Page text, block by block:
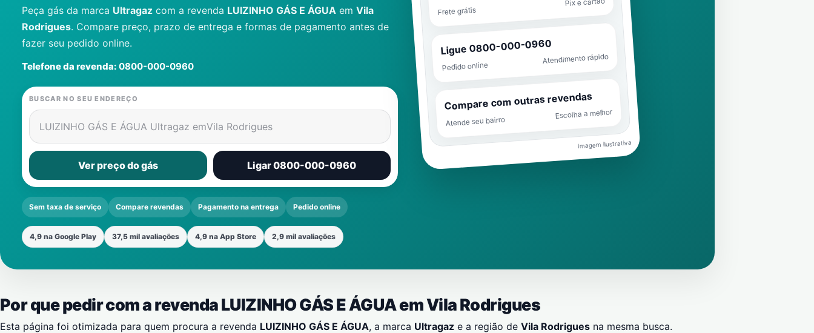
Peça gás da marca Ultragaz com a revenda LUIZINHO GÁS E ÁGUA em Vila
Rodrigues. Compare preço, prazo de entrega e formas de pagamento antes de
fazer seu pedido online.
Telefone da revenda: 0800-000-0960
BUSCAR NO SEU ENDEREÇO
LUIZINHO GÁS E ÁGUA Ultragaz emVila Rodrigues
Ver preço do gás Ligar 0800-000-0960
Sem taxa de serviço Compare revendas Pagamento na entrega Pedido online
4,9 na Google Play 37,5 mil avaliações 4,9 na App Store 2,9 mil avaliações
Frete grátis
Ligue 0800-000-0960
Pedido online
Atendimento rápido
Compare com outras revendas
Atende seu bairro
Escolha a melhor
Imagem ilustrativa
Por que pedir com a revenda LUIZINHO GÁS E ÁGUA emVila Rodrigues
Esta página foi otimizada para quem procura a revenda LUIZINHO GÁS E ÁGUA, a marca Ultragaz e a região de Vila Rodrigues na mesma busca.